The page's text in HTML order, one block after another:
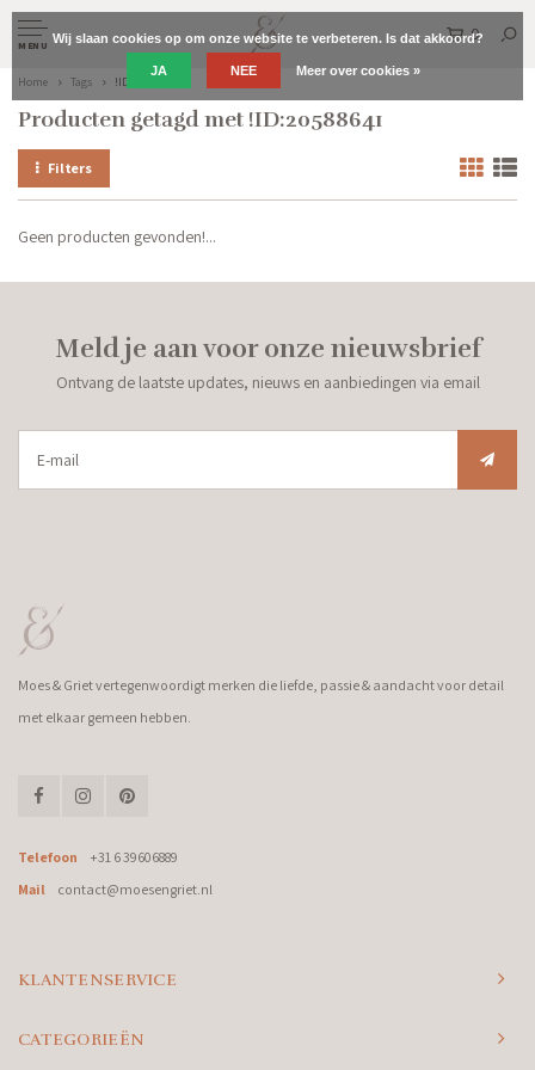
MENU
0
Home Tags !ID:20588641
Producten getagd met !ID:20588641
Filters
Geen producten gevonden!...
Meld je aan voor onze nieuwsbrief
Ontvang de laatste updates, nieuws en aanbiedingen via email
Moes & Griet vertegenwoordigt merken die liefde, passie & aandacht voor detail
met elkaar gemeen hebben.
Telefoon
+31 6 39606889
Mail
contact@moesengriet.nl
KLANTENSERVICE
CATEGORIEËN
Wij slaan cookies op om onze website te verbeteren. Is dat akkoord?
JA NEE Meer over cookies »